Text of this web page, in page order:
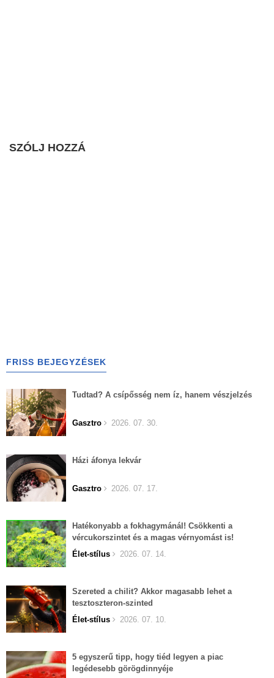
SZÓLJ HOZZÁ
FRISS BEJEGYZÉSEK
Tudtad? A csípősség nem íz, hanem vészjelzés
Gasztro 2026. 07. 30.
Házi áfonya lekvár
Gasztro 2026. 07. 17.
Hatékonyabb a fokhagymánál! Csökkenti a
vércukorszintet és a magas vérnyomást is!
Élet-stílus
2026. 07. 14.
Szereted a chilit? Akkor magasabb lehet a
tesztoszteron-szinted
Élet-stílus
2026. 07. 10.
5 egyszerű tipp, hogy tiéd legyen a piac
legédesebb görögdinnyéje